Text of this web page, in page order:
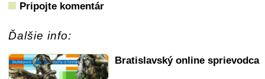
Pripojte komentár
Ďalšie info:
Bratislavský online sprievodca